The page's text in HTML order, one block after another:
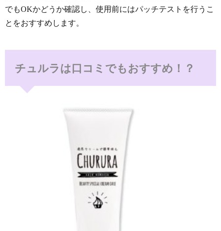
でもOKかどうか確認し、使用前にはパッチテストを行うこ
とをおすすめします。
チュルラは口コミでもおすすめ！？